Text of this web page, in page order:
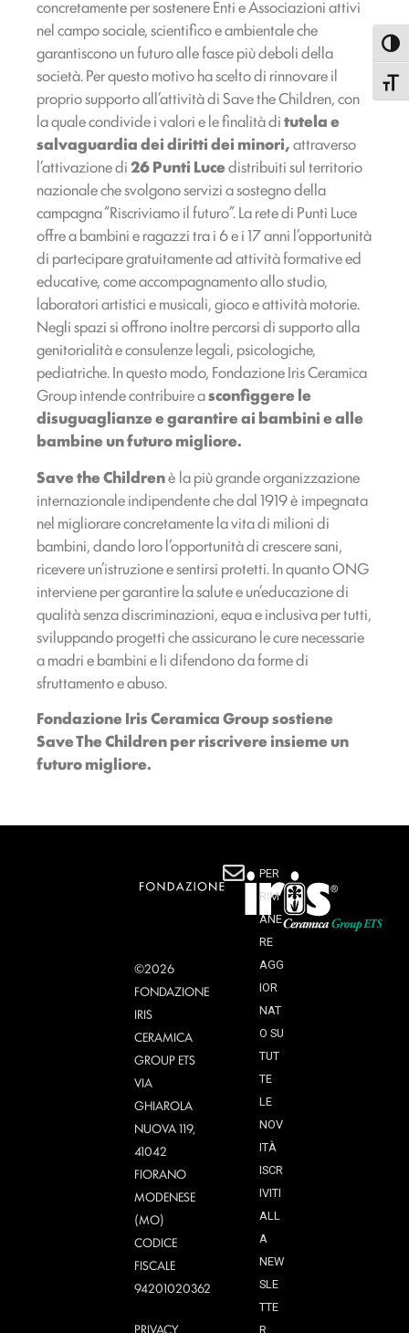
concretamente per sostenere Enti e Associazioni attivi
nel campo sociale, scientifico e ambientale che
garantiscono un futuro alle fasce più deboli della
società. Per questo motivo ha scelto di rinnovare il
proprio supporto all’attività di Save the Children, con
la quale condivide i valori e le finalità ditutela e
salvaguardia dei diritti dei minori,attraverso
l’attivazione di26 Punti Lucedistribuiti sul territorio
nazionale che svolgono servizi a sostegno della
campagna “Riscriviamo il futuro”. La rete di Punti Luce
offre a bambini e ragazzi tra i 6 e i 17 anni l’opportunità
di partecipare gratuitamente ad attività formative ed
educative, come accompagnamento allo studio,
laboratori artistici e musicali, gioco e attività motorie.
Negli spazi si offrono inoltre percorsi di supporto alla
genitorialità e consulenze legali, psicologiche,
pediatriche. In questo modo, Fondazione Iris Ceramica
Group intende contribuire asconfiggere le
disuguaglianze e garantire ai bambini e alle
bambine un futuro migliore.
Save the Childrenè la più grande organizzazione
internazionale indipendente che dal 1919 è impegnata
nel migliorare concretamente la vita di milioni di
bambini, dando loro l’opportunità di crescere sani,
ricevere un’istruzione e sentirsi protetti. In quanto ONG
interviene per garantire la salute e un’educazione di
qualità senza discriminazioni, equa e inclusiva per tutti,
sviluppando progetti che assicurano le cure necessarie
a madri e bambini e li difendono da forme di
sfruttamento e abuso.
Fondazione Iris Ceramica Group sostiene
Save The Children per riscrivere insieme un
futuro migliore.
©2026
FONDAZIONE
IRIS
CERAMICA
GROUP ETS
VIA
GHIAROLA
NUOVA 119,
41042
FIORANO
MODENESE
(MO)
CODICE
FISCALE
94201020362
PRIVACY
PER
RIM
ANE
RE
AGG
IOR
NAT
O SU
TUT
TE
LE
NOV
ITÀ
ISCR
IVITI
ALL
A
NEW
SLE
TTE
R